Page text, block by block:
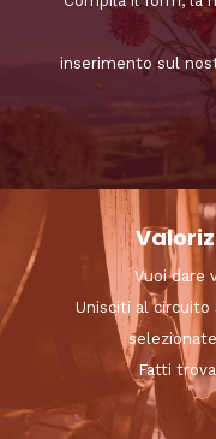
inserimento sul
Vuoi dare
Unisciti al circuito
Fatti